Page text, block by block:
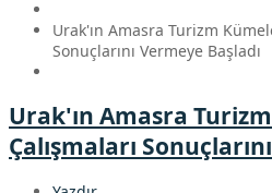
Urak'ın Amasra Turizm
Sonuçlarını Vermeye Başladı
Urak'ın Amasra
Çalışmaları